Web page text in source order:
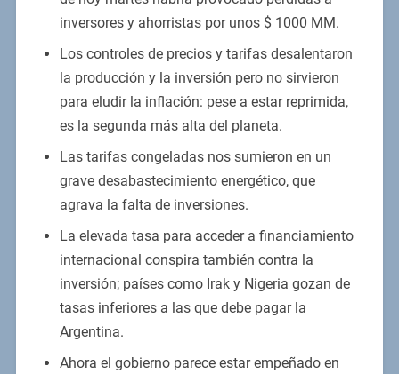
inversores y ahorristas por unos $ 1000 MM.
Los controles de precios y tarifas desalentaron
la producción y la inversión pero no sirvieron
para eludir la inflación: pese a estar reprimida,
es la segunda más alta del planeta.
Las tarifas congeladas nos sumieron en un
grave desabastecimiento energético, que
agrava la falta de inversiones.
La elevada tasa para acceder a financiamiento
internacional conspira también contra la
inversión; países como Irak y Nigeria gozan de
tasas inferiores a las que debe pagar la
Argentina.
Ahora el gobierno parece estar empeñado en